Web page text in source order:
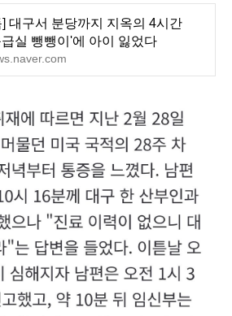
] 대구서 분당까지 지옥의 4시간
실 뺑뺑이'에 아이 잃었다